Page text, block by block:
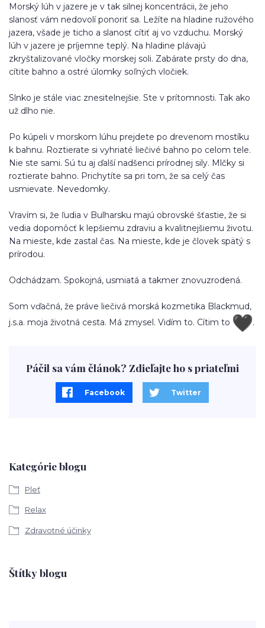
Kategórie blogu
Pleť
Relax
Zdravotné účinky
Štítky blogu
Morský lúh v jazere je v tak silnej koncentrácii, že jeho
slanosť vám nedovolí ponoriť sa. Ležíte na hladine ružového
jazera, všade je ticho a slanosť cítiť aj vo vzduchu. Morský
lúh v jazere je príjemne teplý. Na hladine plávajú
zkryštalizované vločky morskej soli. Zabárate prsty do dna,
cítite bahno a ostré úlomky soľných vločiek.
Slnko je stále viac znesitelnejšie. Ste v prítomnosti. Tak ako
už dlho nie.
Po kúpeli v morskom lúhu prejdete po drevenom mostíku
k bahnu. Roztierate si vyhriaté liečivé bahno po celom tele.
Nie ste sami. Sú tu aj ďalší nadšenci prírodnej sily. Mlčky si
roztierate bahno. Prichytíte sa pri tom, že sa celý čas
usmievate. Nevedomky.
Vravím si, že ľudia v Bulharsku majú obrovské šťastie, že si
vedia dopomôcť k lepšiemu zdraviu a kvalitnejšiemu životu.
Na mieste, kde zastal čas. Na mieste, kde je človek spätý s
prírodou.
Odchádzam. Spokojná, usmiatá a takmer znovuzrodená.
Som vďačná, že práve liečivá morská kozmetika Blackmud,
j.s.a. moja životná cesta. Má zmysel. Vidím to. Cítim to
.
Páčil sa vám článok? Zdieľajte ho s priateľmi
Facebook Twitter